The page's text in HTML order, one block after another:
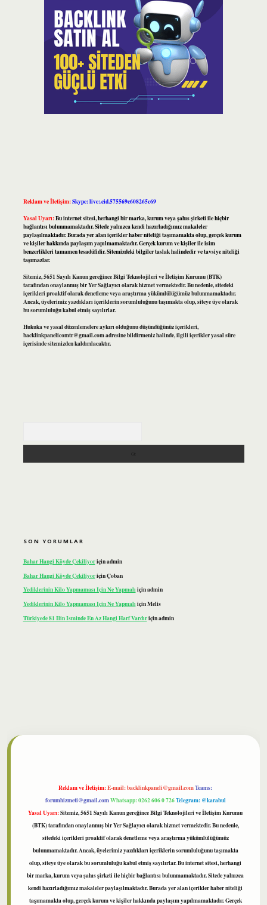
Reklam ve İletişim:Skype: live:.cid.575569c608265c69
Yasal Uyarı:Bu internet sitesi, herhangi bir marka, kurum veya şahıs şirketi ile hiçbir
bağlantısı bulunmamaktadır. Sitede yalnızca kendi hazırladığımız makaleler
paylaşılmaktadır. Burada yer alan içerikler haber niteliği taşımamakta olup, gerçek kurum
ve kişiler hakkında paylaşım yapılmamaktadır. Gerçek kurum ve kişiler ile isim
benzerlikleri tamamen tesadüfidir. Sitemizdeki bilgiler taslak halindedir ve tavsiye niteliği
taşımazlar.
Sitemiz, 5651 Sayılı Kanun gereğince Bilgi Teknolojileri ve İletişim Kurumu (BTK)
tarafından onaylanmış bir Yer Sağlayıcı olarak hizmet vermektedir. Bu nedenle, sitedeki
içerikleri proaktif olarak denetleme veya araştırma yükümlülüğümüz bulunmamaktadır.
Ancak, üyelerimiz yazdıkları içeriklerin sorumluluğunu taşımakta olup, siteye üye olarak
bu sorumluluğu kabul etmiş sayılırlar.
Hukuka ve yasal düzenlemelere aykırı olduğunu düşündüğünüz içerikleri,
backlinkpanelicomtr@gmail.comadresine bildirmeniz halinde, ilgili içerikler yasal süre
içerisinde sitemizden kaldırılacaktır.
SON YORUMLAR
Bahar Hangi Köyde Çekiliyoriçinadmin
Bahar Hangi Köyde ÇekiliyoriçinÇoban
Yediklerinin Kilo Yapmaması Için Ne Yapmalıiçinadmin
Yediklerinin Kilo Yapmaması Için Ne YapmalıiçinMelis
Türkiyede 81 Ilin Isminde En Az Hangi Harf Vardıriçinadmin
Reklam ve İletişim:E-mail:backlinkpaneli@gmail.comTeams:
forumhizmeti@gmail.comWhatsapp: 0262 606 0 726Telegram: @karabul
Yasal Uyarı:Sitemiz, 5651 Sayılı Kanun gereğince Bilgi Teknolojileri ve İletişim Kurumu
(BTK) tarafından onaylanmış bir Yer Sağlayıcı olarak hizmet vermektedir. Bu nedenle,
sitedeki içerikleri proaktif olarak denetleme veya araştırma yükümlülüğümüz
bulunmamaktadır. Ancak, üyelerimiz yazdıkları içeriklerin sorumluluğunu taşımakta
olup, siteye üye olarak bu sorumluluğu kabul etmiş sayılırlar. Bu internet sitesi, herhangi
bir marka, kurum veya şahıs şirketi ile hiçbir bağlantısı bulunmamaktadır. Sitede yalnızca
kendi hazırladığımız makaleler paylaşılmaktadır. Burada yer alan içerikler haber niteliği
taşımamakta olup, gerçek kurum ve kişiler hakkında paylaşım yapılmamaktadır. Gerçek